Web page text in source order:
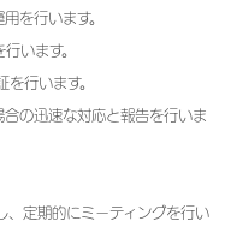
を行います。
います。
行います。
の迅速な対応と報告を行いま
定期的にミーティングを行い